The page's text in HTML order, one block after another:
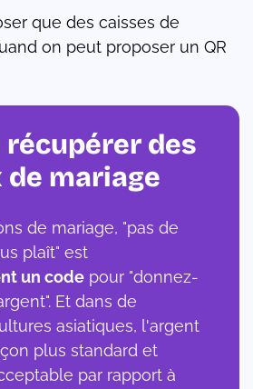
que des caisses de
on peut proposer un QR
des
de mariage
de mariage, "pas de
plaît" est
un code pour "donnez-
Et dans de
asiatiques, l'argent
plus standard et
par rapport à